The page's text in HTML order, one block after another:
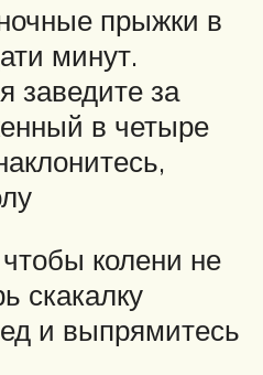
прыжки в
минут.
заведите за
в четыре
колени не
скакалку
и выпрямитесь